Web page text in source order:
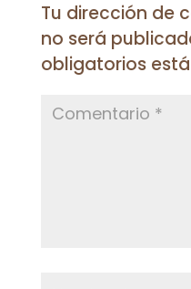
Tu dirección de
no será
obligatorios